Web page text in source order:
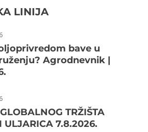
LINIJA
bave u
Agrodnevnik |
TRŽIŠTA
ULJARICA 7.8.2026.